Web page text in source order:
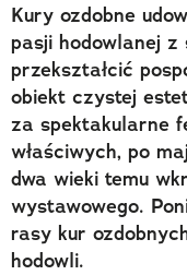
Kury ozdobne
pasji hodowlanej
przekształcić
obiekt czystej
za spektakularne
właściwych, po
dwa wieki temu
wystawowego.
rasy kur
hodowli.